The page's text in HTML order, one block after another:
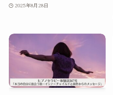
2025年8月28日